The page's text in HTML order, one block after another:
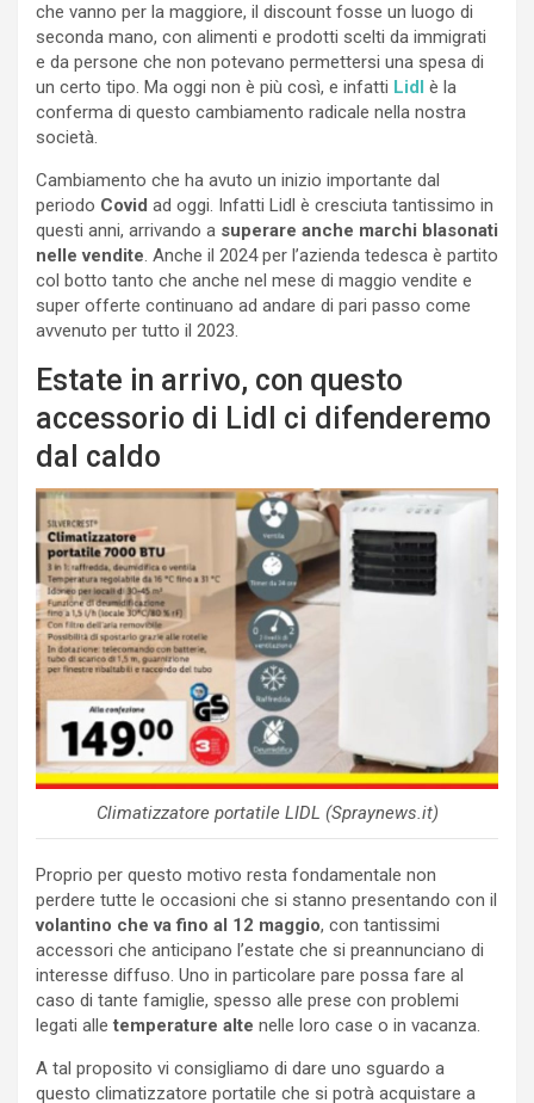
che vanno per la maggiore, il discount fosse un luogo di
seconda mano, con alimenti e prodotti scelti da immigrati
e da persone che non potevano permettersi una spesa di
un certo tipo. Ma oggi non è più così, e infatti Lidl è la
conferma di questo cambiamento radicale nella nostra
società.
Cambiamento che ha avuto un inizio importante dal
periodo Covid ad oggi. Infatti Lidl è cresciuta tantissimo in
questi anni, arrivando a superare anche marchi blasonati
nelle vendite. Anche il 2024 per l’azienda tedesca è partito
col botto tanto che anche nel mese di maggio vendite e
super offerte continuano ad andare di pari passo come
avvenuto per tutto il 2023.
Estate in arrivo, con questo
accessorio di Lidl ci difenderemo
dal caldo
Climatizzatore portatile LIDL (Spraynews.it)
Proprio per questo motivo resta fondamentale non
perdere tutte le occasioni che si stanno presentando con il
volantino che va fino al 12 maggio, con tantissimi
accessori che anticipano l’estate che si preannunciano di
interesse diffuso. Uno in particolare pare possa fare al
caso di tante famiglie, spesso alle prese con problemi
legati alle temperature alte nelle loro case o in vacanza.
A tal proposito vi consigliamo di dare uno sguardo a
questo climatizzatore portatile che si potrà acquistare a